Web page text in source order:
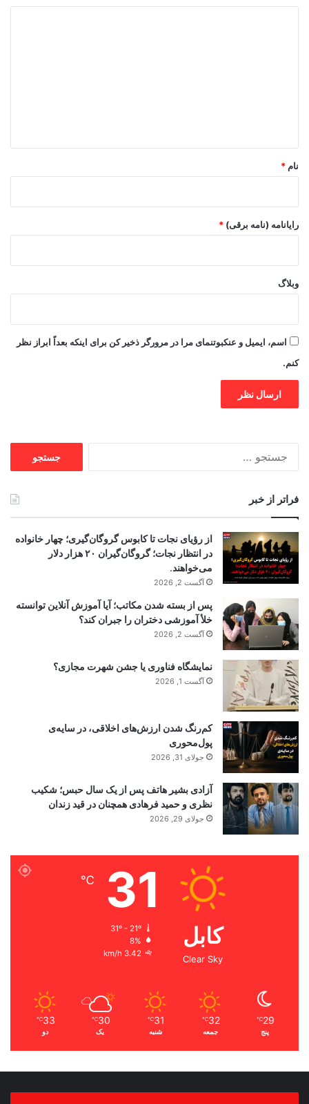
نام *
رایانامه (نامه برقی) *
وبلاگ
اسم، ایمیل و عنکبوتنمای مرا در مرورگر ذخیر کن برای اینکه بعداً ابراز نظر
کنم.
فراتر از خبر
از رؤیای نجات تا کابوس گروگان‌گیری؛ چهار خانواده
در انتظار نجات؛ گروگان‌گیران ۲۰ هزار دلار
می‌خواهند.
آگست 2, 2026
پس از بسته شدن مکاتب؛ آیا آموزش آنلاین توانسته
خلأ آموزشی دختران را جبران کند؟
آگست 2, 2026
نمایشگاه فناوری یا جشن شهرت مجازی؟
آگست 1, 2026
کم‌رنگ شدن ارزش‌های اخلاقی، در سایه‌ی
پول‌محوری
جولای 31, 2026
آزادی بشیر هاتف پس از یک سال حبس؛ شکیب
نظری و حمید فرهادی همچنان در قید زندان
جولای 29, 2026
کابل
Clear Sky
31
℃
31º - 21º
8%
3.42 km/h
29
℃
پنج
32
℃
جمعه
31
℃
شنبه
30
℃
یک
33
℃
دو